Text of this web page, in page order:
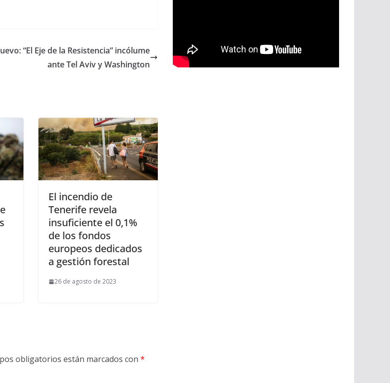
“El Eje de la Resistencia” incólume
ante Tel Aviv y Washington
El incendio de
Tenerife revela
insuficiente el 0,1%
de los fondos
europeos dedicados
a gestión forestal
26 de agosto de 2023
obligatorios están marcados con *